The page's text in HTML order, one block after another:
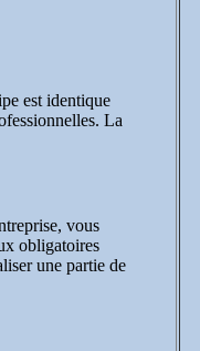
est identique
La
vous
obligatoires
une partie de